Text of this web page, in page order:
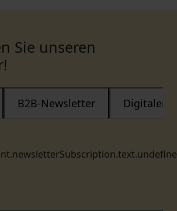
Sie unseren
B2B-Newsletter Digitaler